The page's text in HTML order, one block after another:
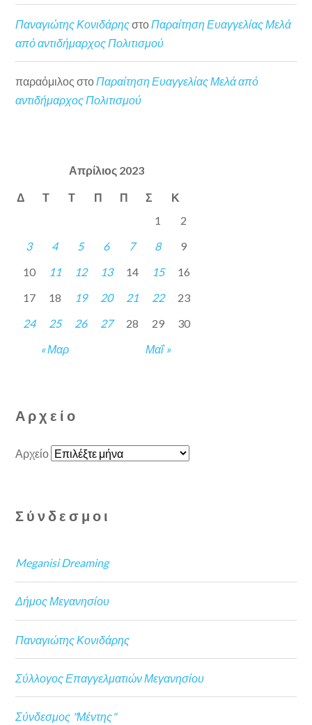
Παναγιώτης Κονιδάρηςστο Παραίτηση Ευαγγελίας Μελά
από αντιδήμαρχος Πολιτισμού
παραόμιλος στοΠαραίτηση Ευαγγελίας Μελά από
αντιδήμαρχος Πολιτισμού
Απρίλιος 2023
Δ Τ Τ Π Π Σ Κ
« Μαρ Μαΐ »
1
2
3
4 5 6 7 8
9
10
11 12 13 14 15
16
17
18 19 20 21 22
23
24
25 26 27 28 29 30
Αρχείο
Αρχείο
Σύνδεσμοι
Meganisi Dreaming
Δήμος Μεγανησίου
Παναγιώτης Κονιδάρης
Σύλλογος Επαγγελματιών Μεγανησίου
Σύνδεσμος "Μέντης"